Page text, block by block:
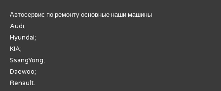
Автосервис по ремонту основные наши машины
Audi;
Hyundai;
KIA;
SsangYong;
Daewoo;
Renault.